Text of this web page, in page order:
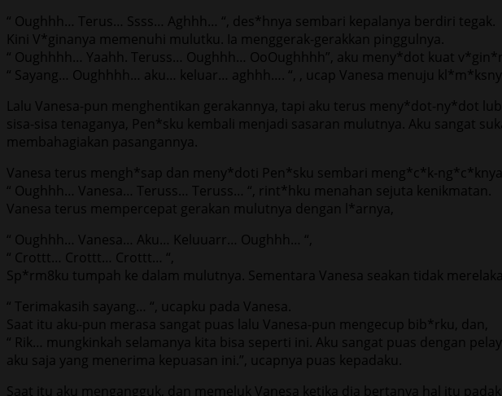
“ Oughhh… Terus… Ssss… Aghhh… “, des*hnya sembari kepalanya berdiri tegak.
Kini V*ginanya memenuhi mulutku. Ia menggerak-gerakkan pinggulnya.
“ Oughhhh… Yaahh. Teruss… Oughhh… OoOughhhh”, aku meny*dot kuat
“ Sayang… Oughhhh… aku… keluar… aghhh…. “, , ucap Vanesa menuju
Lalu Vanesa-pun menghentikan gerakannya, tapi aku terus meny*dot-ny*dot
sisa-sisa tenaganya, Pen*sku kembali menjadi sasaran mulutnya. Aku sangat
membahagiakan pasangannya.
Vanesa terus mengh*sap dan meny*doti Pen*sku sembari meng*c*k-
“ Oughhh… Vanesa… Teruss… Teruss… “, rint*hku menahan sejuta kenikmatan.
Vanesa terus mempercepat gerakan mulutnya dengan l*arnya,
“ Oughhh… Vanesa… Aku… Keluuarr… Oughhh… “,
“ Crottt… Crottt… Crottt… “,
Sp*rm8ku tumpah ke dalam mulutnya. Sementara Vanesa seakan tidak
“ Terimakasih sayang… “, ucapku pada Vanesa.
Saat itu aku-pun merasa sangat puas lalu Vanesa-pun mengecup bib*rku, dan,
“ Rik… mungkinkah selamanya kita bisa seperti ini. Aku sangat puas dengan
aku saja yang menerima kepuasan ini.”, ucapnya puas kepadaku.
Saat itu aku mengangguk, dan memeluk Vanesa ketika dia bertanya hal itu